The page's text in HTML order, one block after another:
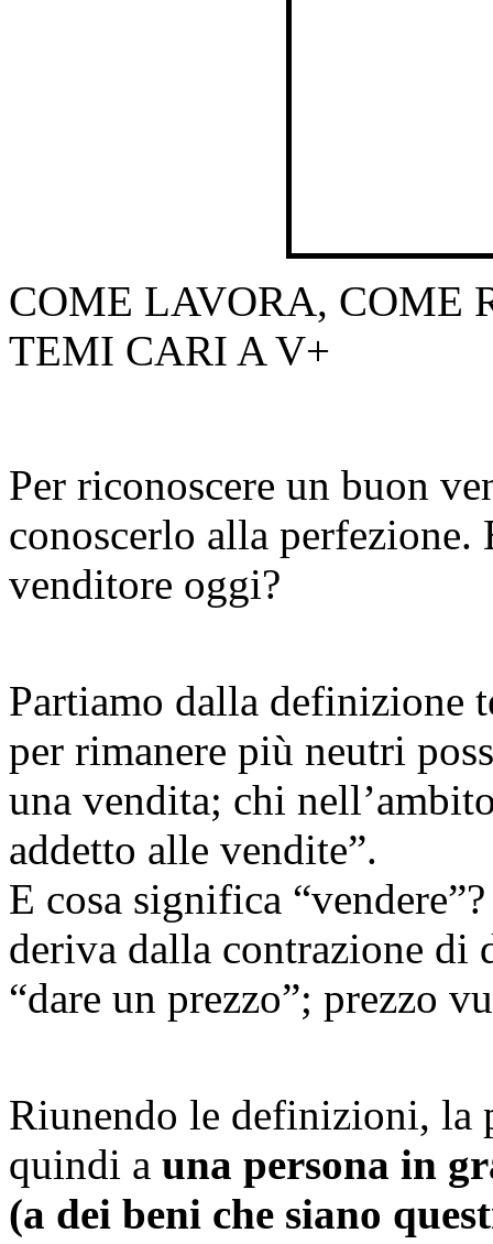
COME LAVORA, COME
TEMI CARI A V+
Per riconoscere un buon
conoscerlo alla perfezione.
venditore oggi?
Partiamo dalla definizione
per rimanere più neutri
una vendita; chi
addetto alle vendite”.
E cosa significa
deriva dalla contrazione di
“dare un prezzo”; prezzo
Riunendo le definizioni, la
quindi a una persona in
(a dei beni che siano